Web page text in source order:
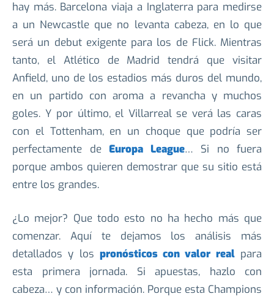
hay más. Barcelona viaja a Inglaterra para medirse
a un Newcastle que no levanta cabeza, en lo que
será un debut exigente para los de Flick. Mientras
tanto, el Atlético de Madrid tendrá que visitar
Anfield, uno de los estadios más duros del mundo,
en un partido con aroma a revancha y muchos
goles. Y por último, el Villarreal se verá las caras
con el Tottenham, en un choque que podría ser
perfectamente de Europa League… Si no fuera
porque ambos quieren demostrar que su sitio está
entre los grandes.
¿Lo mejor? Que todo esto no ha hecho más que
comenzar. Aquí te dejamos los análisis más
detallados y los pronósticos con valor realpara
esta primera jornada. Si apuestas, hazlo con
cabeza… y con información. Porque esta Champions